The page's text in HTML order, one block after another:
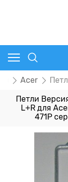
Acer
Петли
L+R для
471P